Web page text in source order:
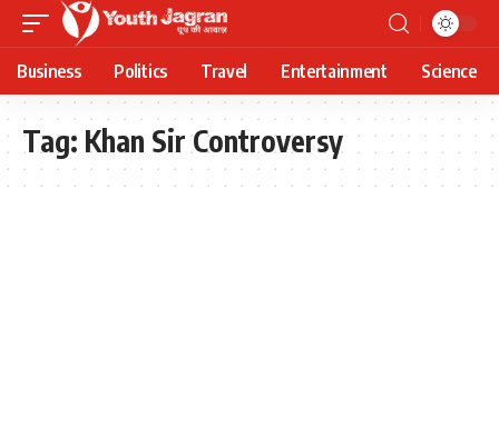
Business Politics Travel Entertainment Science
Tag: Khan Sir Controversy